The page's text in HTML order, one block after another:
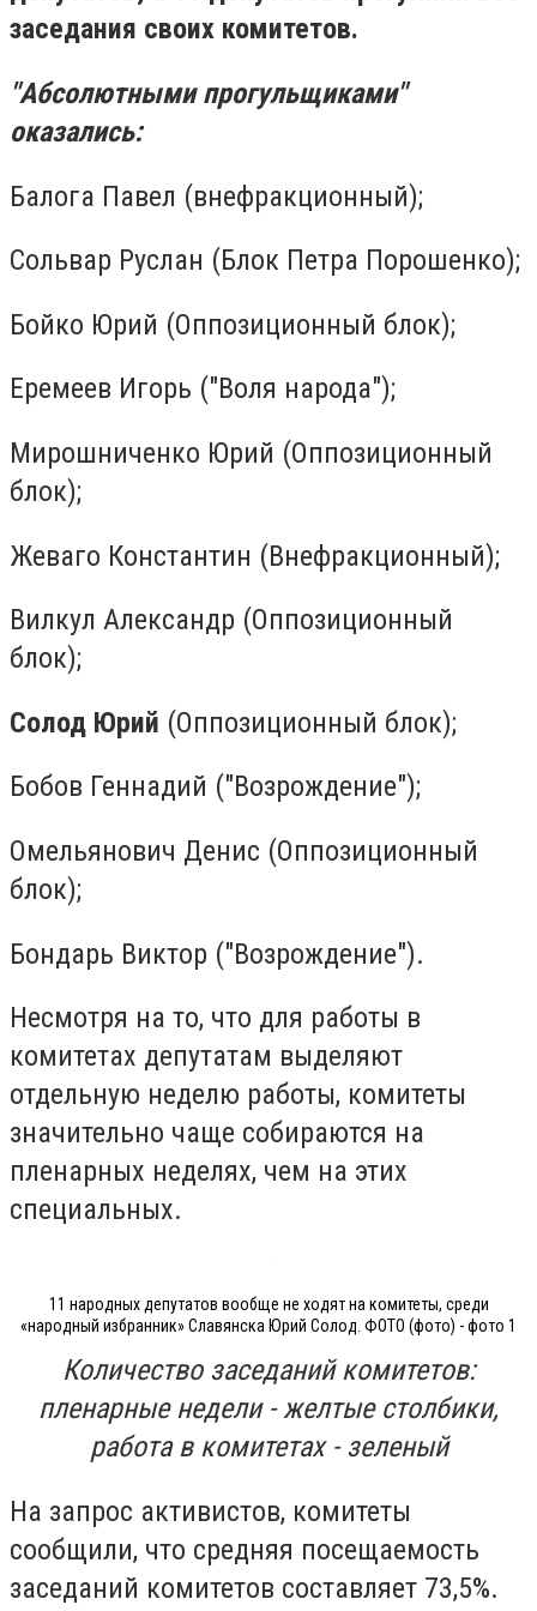
заседания своих комитетов.
"Абсолютными прогульщиками"
оказались:
Балога Павел (внефракционный);
Сольвар Руслан (Блок Петра Порошенко);
Бойко Юрий (Оппозиционный блок);
Еремеев Игорь ("Воля народа");
Мирошниченко Юрий (Оппозиционный
блок);
Жеваго Константин (Внефракционный);
Вилкул Александр (Оппозиционный
блок);
Солод Юрий (Оппозиционный блок);
Бобов Геннадий ("Возрождение");
Омельянович Денис (Оппозиционный
блок);
Бондарь Виктор ("Возрождение").
Несмотря на то, что для работы в
комитетах депутатам выделяют
отдельную неделю работы, комитеты
значительно чаще собираются на
пленарных неделях, чем на этих
специальных.
11 народных депутатов вообще не ходят на комитеты, среди
«народный избранник» Славянска Юрий Солод. ФОТО (фото) - фото 1
Количество заседаний комитетов:
пленарные недели - желтые столбики,
работа в комитетах - зеленый
На запрос активистов, комитеты
сообщили, что средняя посещаемость
заседаний комитетов составляет 73,5%.